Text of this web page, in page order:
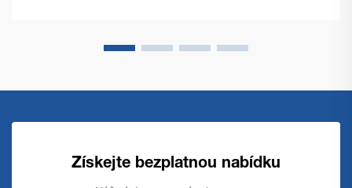
Získejte bezplatnou nabídku